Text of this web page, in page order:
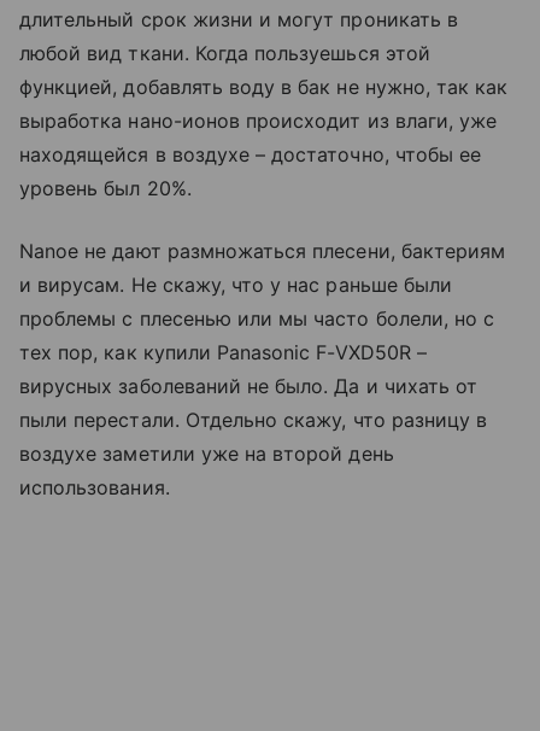
длительный срок жизни и могут проникать в
любой вид ткани. Когда пользуешься этой
функцией, добавлять воду в бак не нужно, так как
выработка нано-ионов происходит из влаги, уже
находящейся в воздухе – достаточно, чтобы ее
уровень был 20%.
Nanoe не дают размножаться плесени, бактериям
и вирусам. Не скажу, что у нас раньше были
проблемы с плесенью или мы часто болели, но с
тех пор, как купили Panasonic F-VXD50R –
вирусных заболеваний не было. Да и чихать от
пыли перестали. Отдельно скажу, что разницу в
воздухе заметили уже на второй день
использования.